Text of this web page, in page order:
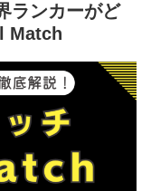
ランカーがど
Match